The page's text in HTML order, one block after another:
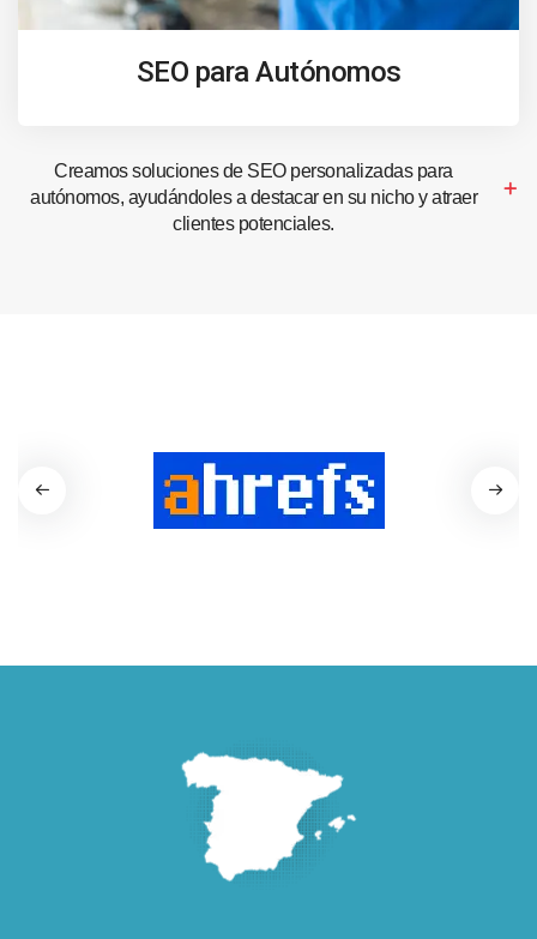
SEO para Autónomos
Creamos soluciones de SEO personalizadas para
autónomos, ayudándoles a destacar en su nicho y atraer
clientes potenciales.